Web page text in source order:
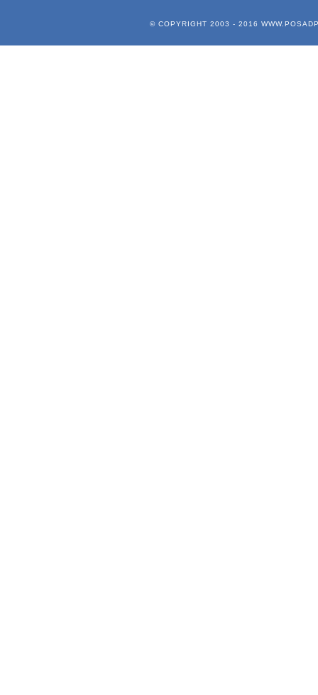
© COPYRIGHT 2003 - 2016